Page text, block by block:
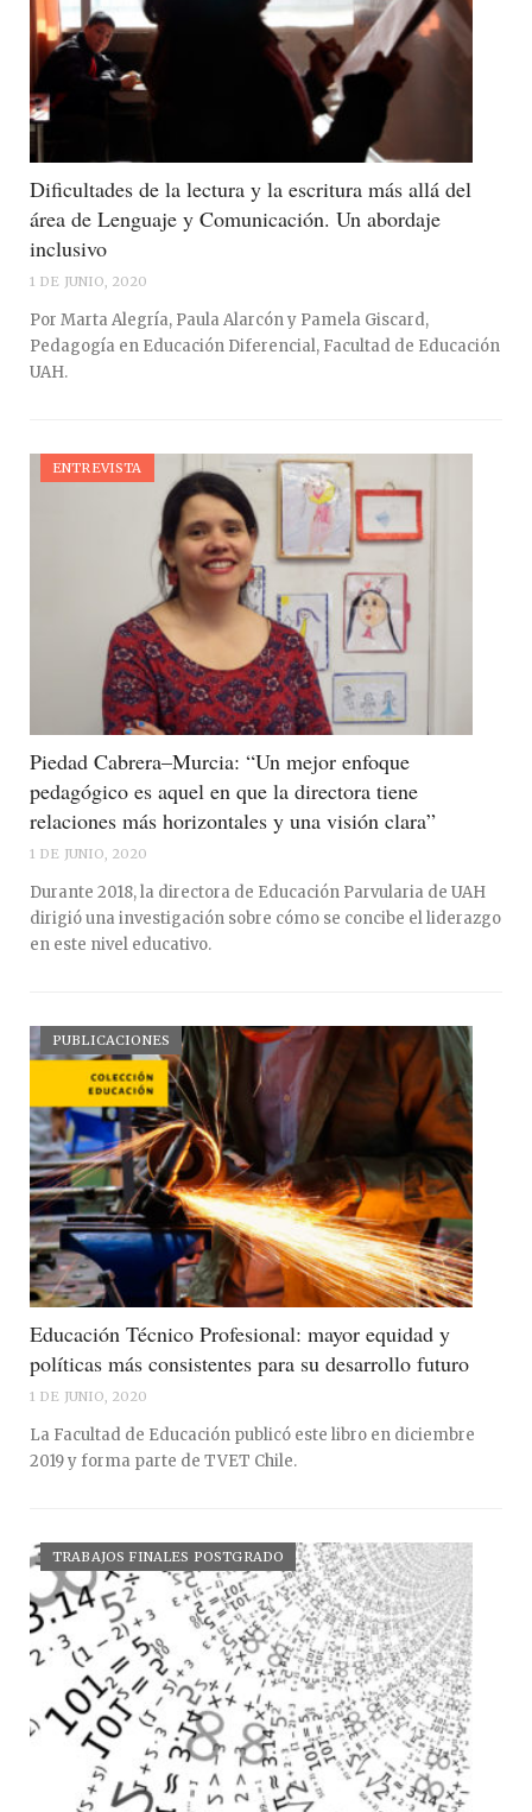
Dificultades de la lectura y la escritura más allá del
área de Lenguaje y Comunicación. Un abordaje
inclusivo
1 DE JUNIO, 2020
Por Marta Alegría, Paula Alarcón y Pamela Giscard,
Pedagogía en Educación Diferencial, Facultad de Educación
UAH.
ENTREVISTA
Piedad Cabrera–Murcia: “Un mejor enfoque
pedagógico es aquel en que la directora tiene
relaciones más horizontales y una visión clara”
1 DE JUNIO, 2020
Durante 2018, la directora de Educación Parvularia de UAH
dirigió una investigación sobre cómo se concibe el liderazgo
en este nivel educativo.
PUBLICACIONES
Educación Técnico Profesional: mayor equidad y
políticas más consistentes para su desarrollo futuro
1 DE JUNIO, 2020
La Facultad de Educación publicó este libro en diciembre
2019 y forma parte de TVET Chile.
TRABAJOS FINALES POSTGRADO